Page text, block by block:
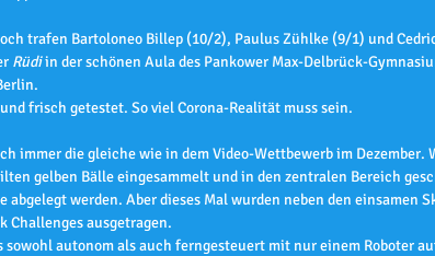
trafen Bartoloneo Billep (10/2), Paulus Zühlke (9/1) und
Rüdi in der schönen Aula des Pankower Max-Delbrück-
frisch getestet. So viel Corona-Realität muss sein.
immer die gleiche wie in dem Video-Wettbewerb im Dezember.
gelben Bälle eingesammelt und in den zentralen Bereich
abgelegt werden. Aber dieses Mal wurden neben den einsamen
Challenges ausgetragen.
sowohl autonom als auch ferngesteuert mit nur einem Roboter